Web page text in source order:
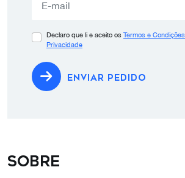
Declaro que li e aceito os Termos e Condições
Privacidade
ENVIAR PEDIDO
Sobre